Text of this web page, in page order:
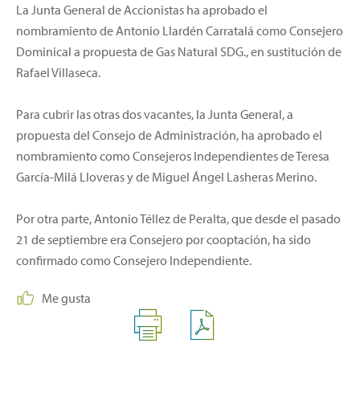
La Junta General de Accionistas ha aprobado el
nombramiento de Antonio Llardén Carratalá como Consejero
Dominical a propuesta de Gas Natural SDG., en sustitución de
Rafael Villaseca.
Para cubrir las otras dos vacantes, la Junta General, a
propuesta del Consejo de Administración, ha aprobado el
nombramiento como Consejeros Independientes de Teresa
García-Milá Lloveras y de Miguel Ángel Lasheras Merino.
Por otra parte, Antonio Téllez de Peralta, que desde el pasado
21 de septiembre era Consejero por cooptación, ha sido
confirmado como Consejero Independiente.
Me gusta